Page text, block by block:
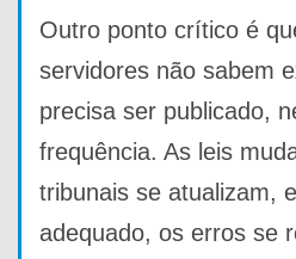
Outro ponto crítico é
servidores não sabem
precisa ser publicado,
frequência. As leis
tribunais se atualizam,
adequado, os erros se